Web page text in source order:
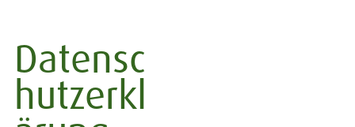
Datensc
hutzerkl